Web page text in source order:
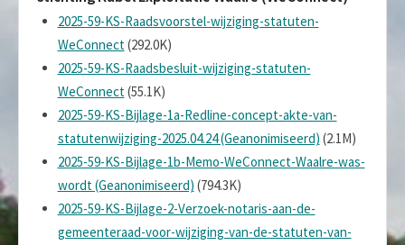
2025-59-KS-Raadsvoorstel-wijziging-statuten-
WeConnect (292.0K)
2025-59-KS-Raadsbesluit-wijziging-statuten-
WeConnect (55.1K)
2025-59-KS-Bijlage-1a-Redline-concept-akte-van-
statutenwijziging-2025.04.24 (Geanonimiseerd) (2.1M)
2025-59-KS-Bijlage-1b-Memo-WeConnect-Waalre-was-
wordt (Geanonimiseerd) (794.3K)
2025-59-KS-Bijlage-2-Verzoek-notaris-aan-de-
gemeenteraad-voor-wijziging-van-de-statuten-van-